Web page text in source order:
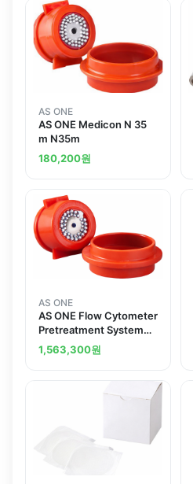
AS ONE
AS ONE Medicon N 35
m N35m
180,200원
AS ONE
AS ONE Flow Cytometer
Pretreatment System
Medicon S 50 mand
others
1,563,300원